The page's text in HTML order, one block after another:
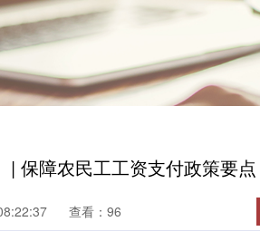
保障农民工工资支付政策要点
查看：96